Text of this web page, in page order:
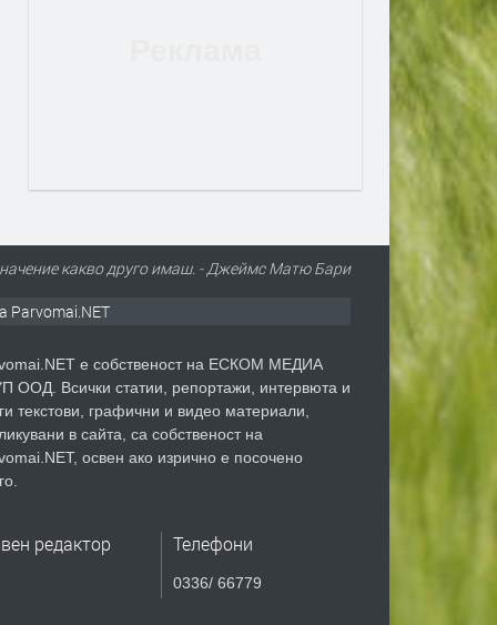
какво друго имаш. - Джеймс Матю Бари
Parvomai.NET
е собственост на ЕСКОМ МЕДИА
ООД. Всички статии, репортажи, интервюта и
текстови, графични и видео материали,
в сайта, са собственост на
освен ако изрично е посочено
редактор Телефони
0336/ 66779